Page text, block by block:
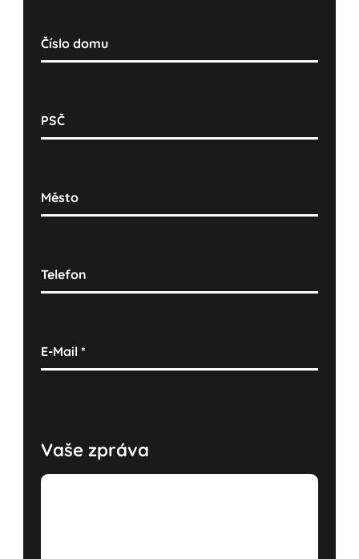
Číslo domu
PSČ
Město
Telefon
E-Mail*
Vaše zpráva